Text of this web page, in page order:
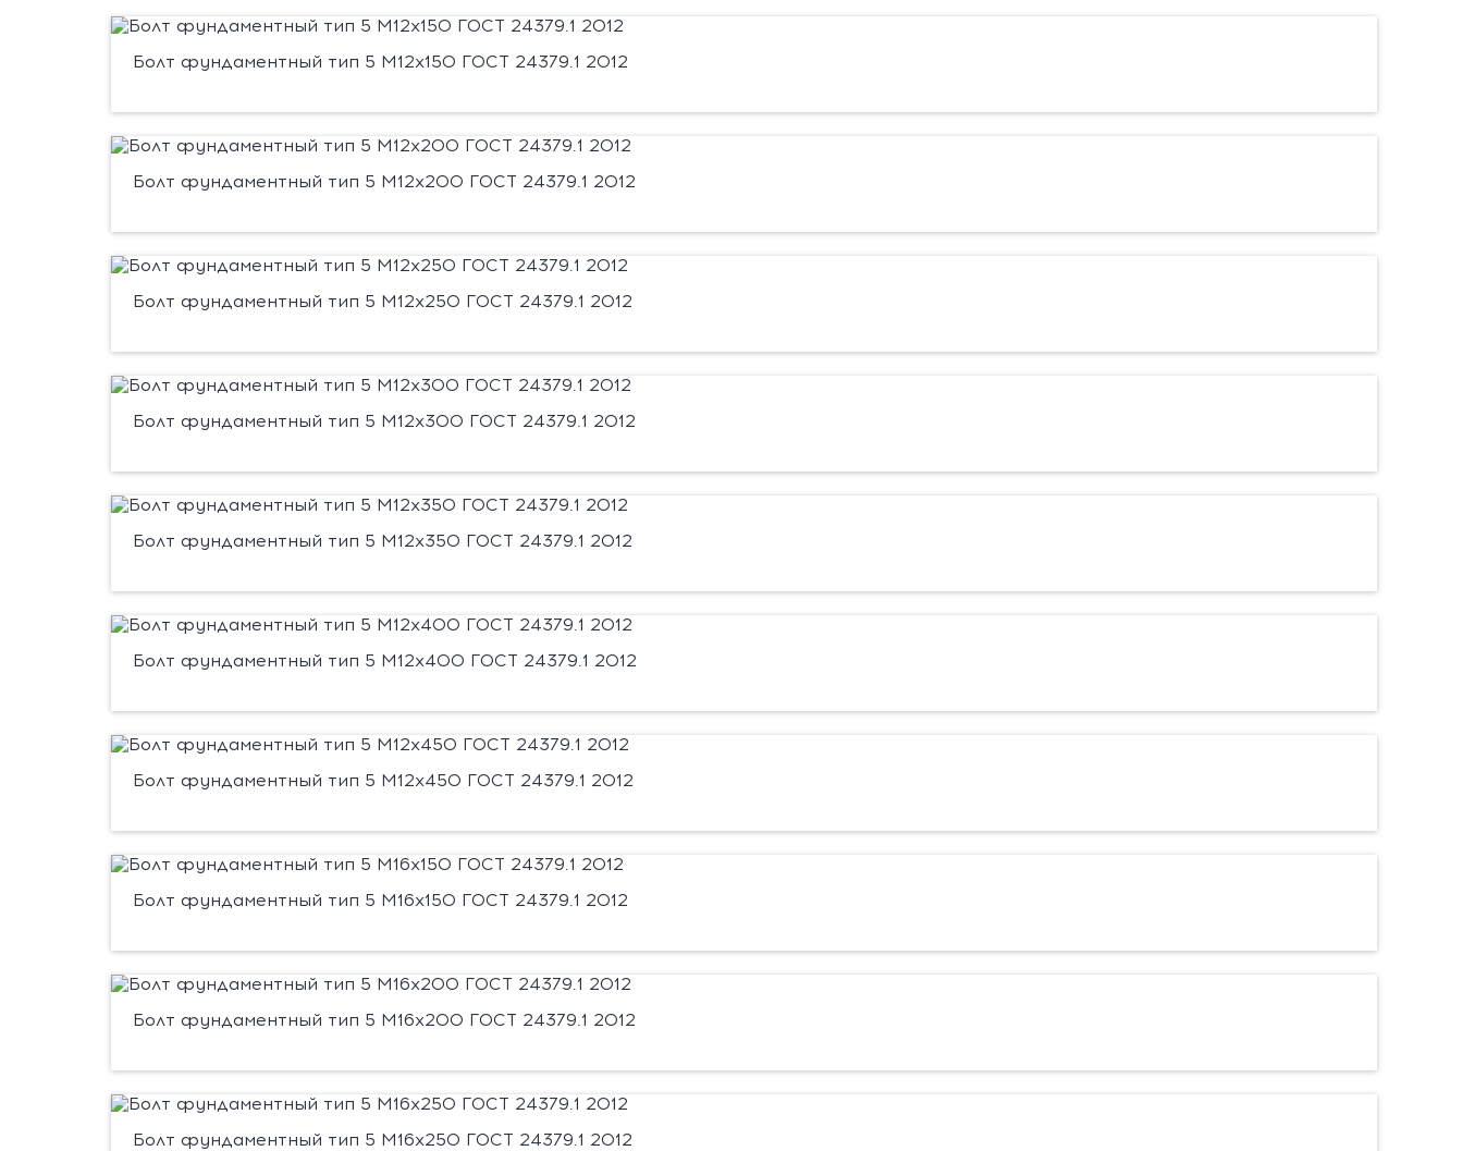
Болт фундаментный тип 5 М12х150 ГОСТ 24379.1 2012
Болт фундаментный тип 5 М12х200 ГОСТ 24379.1 2012
Болт фундаментный тип 5 М12х250 ГОСТ 24379.1 2012
Болт фундаментный тип 5 М12х300 ГОСТ 24379.1 2012
Болт фундаментный тип 5 М12х350 ГОСТ 24379.1 2012
Болт фундаментный тип 5 М12х400 ГОСТ 24379.1 2012
Болт фундаментный тип 5 М12х450 ГОСТ 24379.1 2012
Болт фундаментный тип 5 М16х150 ГОСТ 24379.1 2012
Болт фундаментный тип 5 М16х200 ГОСТ 24379.1 2012
Болт фундаментный тип 5 М16х250 ГОСТ 24379.1 2012